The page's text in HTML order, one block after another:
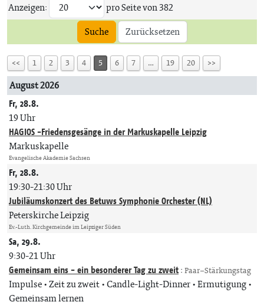
Anzeigen: pro Seite von382
Suche
Zurücksetzen
<< 1 2 3 4 5 6 7 … 19 20 >>
August 2026
Fr, 28.8.
19 Uhr
HAGIOS -Friedensgesänge in der Markuskapelle Leipzig
Markuskapelle
Evangelische Akademie Sachsen
Fr, 28.8.
19:30-21:30 Uhr
Jubiläumskonzert des Betuws Symphonie Orchester (NL)
Peterskirche Leipzig
Ev.-Luth. Kirchgemeinde im Leipziger Süden
Sa, 29.8.
9:30-21 Uhr
Gemeinsam eins - ein besonderer Tag zu zweit: Paar–Stärkungstag
Impulse • Zeit zu zweit • Candle-Light-Dinner • Ermutigung •
Gemeinsam lernen